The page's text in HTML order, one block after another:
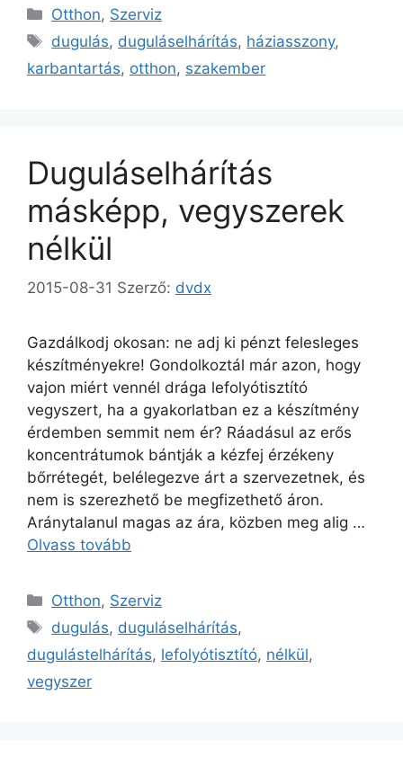
Kategória
Otthon, Szerviz
Címkék
dugulás, duguláselhárítás, háziasszony,
karbantartás, otthon, szakember
Duguláselhárítás
másképp, vegyszerek
nélkül
2015-08-31 Szerző: dvdx
Gazdálkodj okosan: ne adj ki pénzt felesleges
készítményekre! Gondolkoztál már azon, hogy
vajon miért vennél drága lefolyótisztító
vegyszert, ha a gyakorlatban ez a készítmény
érdemben semmit nem ér? Ráadásul az erős
koncentrátumok bántják a kézfej érzékeny
bőrrétegét, belélegezve árt a szervezetnek, és
nem is szerezhető be megfizethető áron.
Aránytalanul magas az ára, közben meg alig …
Olvass tovább
Kategória
Otthon, Szerviz
Címkék
dugulás, duguláselhárítás,
dugulástelhárítás, lefolyótisztító, nélkül,
vegyszer